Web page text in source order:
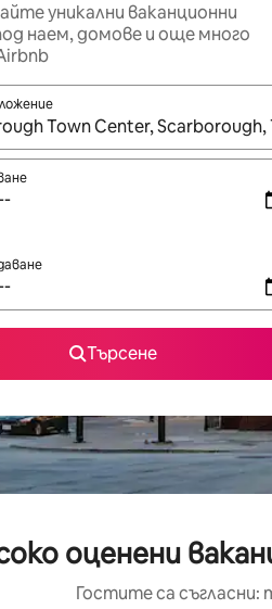
уникални ваканционни
наем, домове и още много
се покажат,
Търсене
оценени
Гостите са